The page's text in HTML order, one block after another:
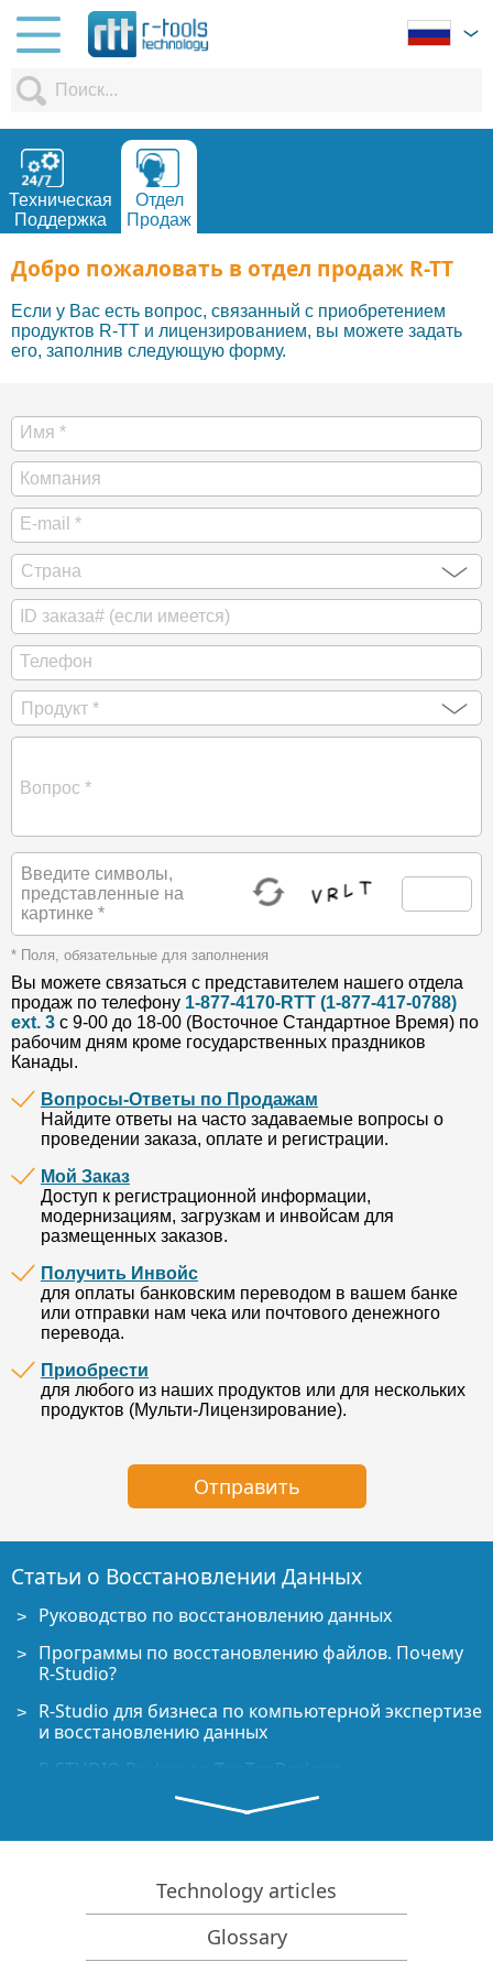
Техническая
Поддержка
Отдел
Продаж
Добро пожаловать в отдел продаж R-TT
Если у Вас есть вопрос, связанный с приобретением
продуктов R-TT и лицензированием, вы можете задать
его, заполнив следующую форму.
Введите символы,
представленные на
картинке *
* Поля, обязательные для заполнения
Вы можете связаться с представителем нашего отдела
продаж по телефону 1-877-4170-RTT (1-877-417-0788)
ext. 3 с 9-00 до 18-00 (Восточное Cтандартное Время) по
рабочим дням кроме государственных праздников
Канады.
Вопросы-Ответы по Продажам
Найдите ответы на часто задаваемые вопросы о
проведении заказа, оплате и регистрации.
Мой Заказ
Доступ к регистрационной информации,
модернизациям, загрузкам и инвойсам для
размещенных заказов.
Получить Инвойс
для оплаты банковским переводом в вашем банке
или отправки нам чека или почтового денежного
перевода.
Приобрести
для любого из наших продуктов или для нескольких
продуктов (Мульти-Лицензирование).
Статьи о Восстановлении Данных
Руководство по восстановлению данных
Программы по восстановлению файлов. Почему
R-Studio?
R-Studio для бизнеса по компьютерной экспертизе
и восстановлению данных
R-STUDIO Review on TopTenReviews
Особенности восстановления файлов с устройств
команду TRIM/UNMAP
Как восстановить данные с устройств NVMe
Оценки успешности восстановления данных для
Technology articles
Glossary